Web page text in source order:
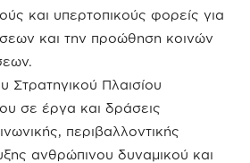
και υπερτοπικούς φορείς για
και την προώθηση κοινών
Στρατηγικού Πλαισίου
σε έργα και δράσεις
περιβαλλοντικής
ανθρώπινου δυναμικού και